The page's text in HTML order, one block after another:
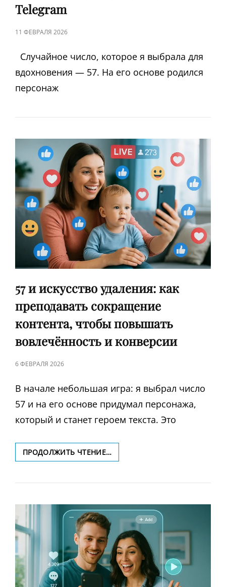
Telegram
ЗАПИСЬ
11 ФЕВРАЛЯ 2026
Случайное число, которое я выбрала для
вдохновения — 57. На его основе родился
персонаж
57 и искусство удаления: как
преподавать сокращение
контента, чтобы повышать
вовлечённость и конверсии
ЗАПИСЬ
6 ФЕВРАЛЯ 2026
В начале небольшая игра: я выбрал число
57 и на его основе придумал персонажа,
который и станет героем текста. Это
ПРОДОЛЖИТЬ ЧТЕНИЕ…57
И
УДАЛЕНИЯ:
ПРЕПОДАВАТЬ
СОКРАЩЕНИЕ
КОНТЕНТА,
ЧТОБЫ
ПОВЫШАТЬ
ВОВЛЕЧЁННОСТЬ
И
КОНВЕРСИИ